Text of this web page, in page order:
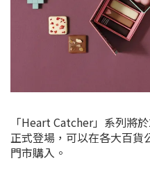
「Heart Catcher」系列將
正式登場，可以在各大百貨
門市購入。